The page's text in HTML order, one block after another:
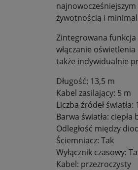
żywotnością i
Zintegrowana
włączanie
także indywidualnie
Długość: 13,5 m
Kabel zasilający: 5 m
Liczba źródeł światła:
Barwa światła: ciepła
Odległość między
Ściemniacz: Tak
Wyłącznik czasowy:
Kabel: przezroczysty